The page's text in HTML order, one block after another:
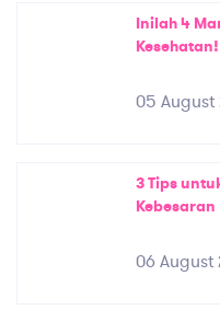
Inilah 4
Kesehatan!
05 August
3 Tips
Kebesaran
06 August